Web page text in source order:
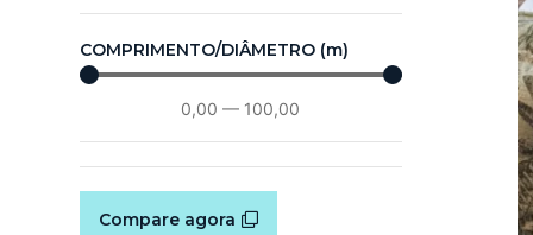
COMPRIMENTO/DIÂMETRO (m)
0,00 — 100,00
Compare agora